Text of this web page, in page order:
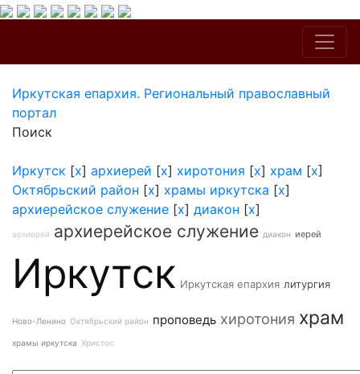
Иркутская епархия. Региональный православный
портал
Поиск
Иркутск [x] архиерей [x] хиротония [x] храм [x]
Октябрьский район [x] храмы иркутска [x]
архиерейское служение [x] диакон [x]
архиерей архиерейское служение диакон иерей
Иркутск Иркутская епархия литургия
Ново-Ленино Октябрьский район проповедь хиротония храм
храмы иркутска Христос